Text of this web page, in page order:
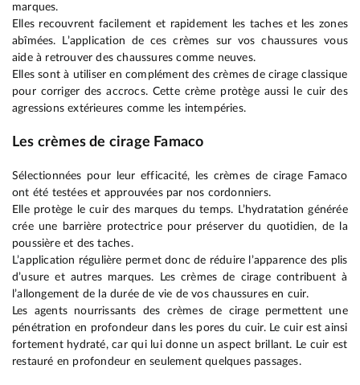
marques.
Elles recouvrent facilement et rapidement les taches et les zones
abîmées. L’application de ces crèmes sur vos chaussures vous
aide à retrouver des chaussures comme neuves.
Elles sont à utiliser en complément des crèmes de cirage classique
pour corriger des accrocs. Cette crème protège aussi le cuir des
agressions extérieures comme les intempéries.
Les crèmes de cirage Famaco
Sélectionnées pour leur efficacité, les crèmes de cirage Famaco
ont été testées et approuvées par nos cordonniers.
Elle protège le cuir des marques du temps. L’hydratation générée
crée une barrière protectrice pour préserver du quotidien, de la
poussière et des taches.
L’application régulière permet donc de réduire l’apparence des plis
d’usure et autres marques. Les crèmes de cirage contribuent à
l’allongement de la durée de vie de vos chaussures en cuir.
Les agents nourrissants des crèmes de cirage permettent une
pénétration en profondeur dans les pores du cuir. Le cuir est ainsi
fortement hydraté, car qui lui donne un aspect brillant. Le cuir est
restauré en profondeur en seulement quelques passages.